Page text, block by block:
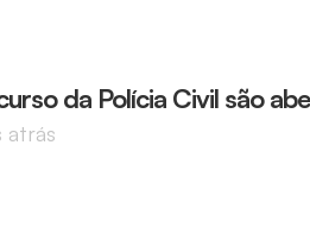
da Polícia Civil são
atrás